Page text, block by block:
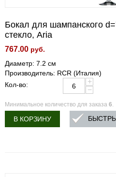
Бокал для шампанского
стекло, Aria
767.00 руб.
Диаметр: 7.2 см
Производитель: RCR (Италия)
Кол-во:
+
−
Минимальное количество для заказа 6.
В КОРЗИНУ